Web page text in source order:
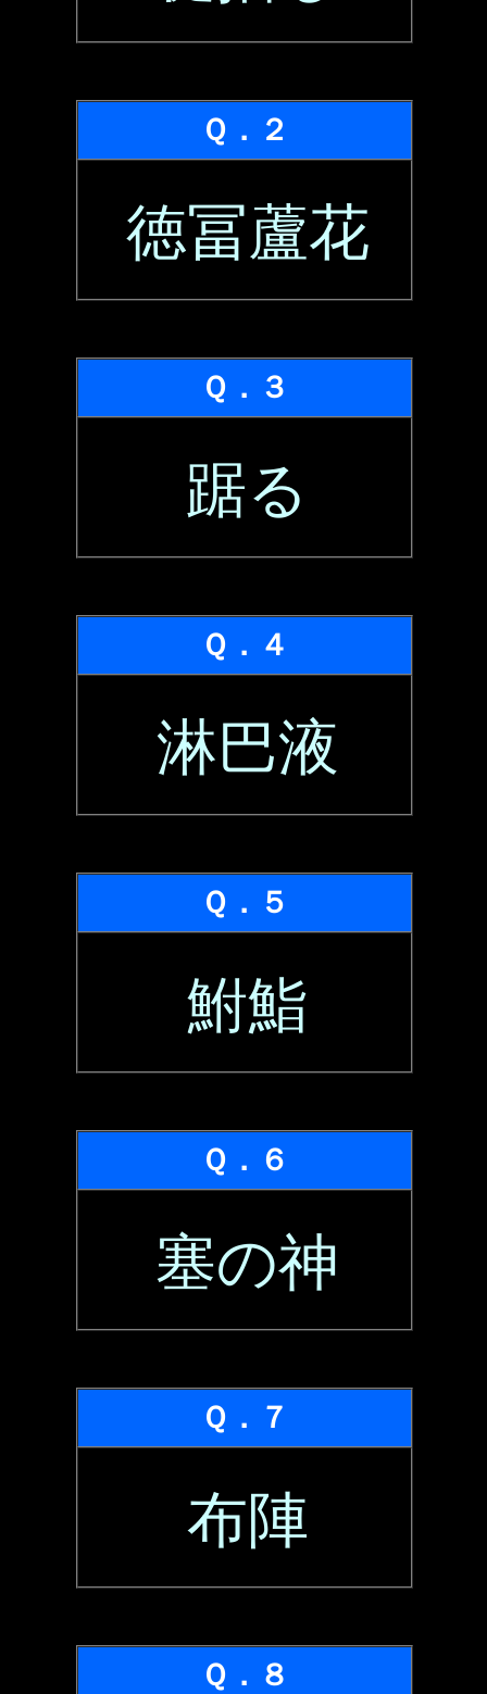
Ｑ．２
徳冨蘆花
Ｑ．３
踞る
Ｑ．４
淋巴液
Ｑ．５
鮒鮨
Ｑ．６
塞の神
Ｑ．７
布陣
Ｑ．８